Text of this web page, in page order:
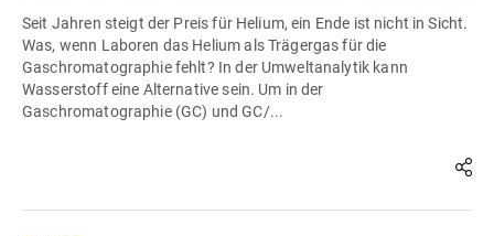
Seit Jahren steigt der Preis für Helium, ein Ende ist nicht in Sicht.
Was, wenn Laboren das Helium als Trägergas für die
Gaschromatographie fehlt? In der Umweltanalytik kann
Wasserstoff eine Alternative sein. Um in der
Gaschromatographie (GC) und GC/...